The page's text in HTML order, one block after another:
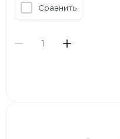
Сравнить